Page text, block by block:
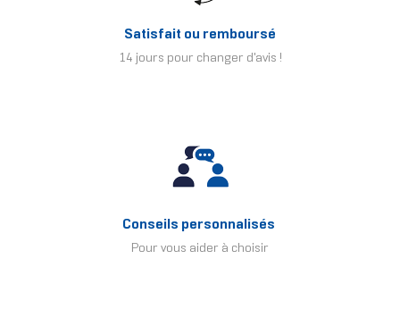
Satisfait ou remboursé
14 jours pour changer d'avis !
Conseils personnalisés
Pour vous aider à choisir